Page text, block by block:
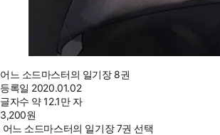
어느 소드마스터의 일기장 8권
등록일 2020.01.02
글자수 약 12.1만 자
3,200원
어느 소드마스터의 일기장 7권 선택